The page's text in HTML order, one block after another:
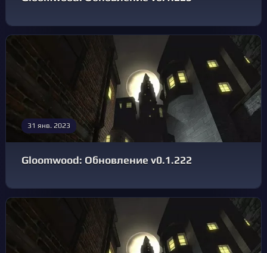
31 янв. 2023
Gloomwood: Обновление v0.1.222